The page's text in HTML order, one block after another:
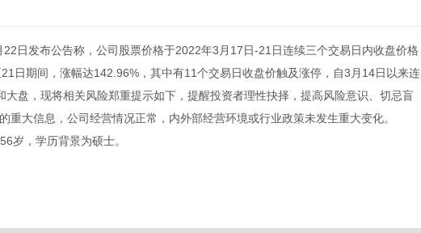
发布公告称，公司股票价格于2022年3月17日-21日连续三个交易日内收盘价格
日期间，涨幅达142.96%，其中有11个交易日收盘价触及涨停，自3月14日以来连
盘，现将相关风险郑重提示如下，提醒投资者理性抉择，提高风险意识、切忌盲
重大信息，公司经营情况正常，内外部经营环境或行业政策未发生重大变化。
，学历背景为硕士。